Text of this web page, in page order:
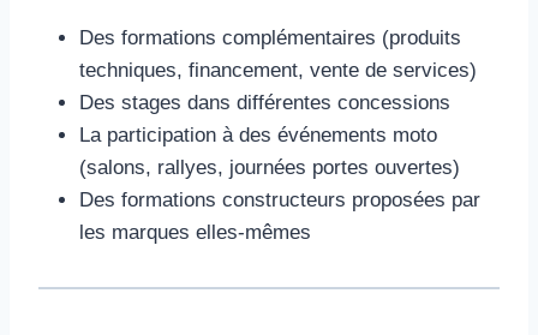
Des formations complémentaires (produits
techniques, financement, vente de services)
Des stages dans différentes concessions
La participation à des événements moto
(salons, rallyes, journées portes ouvertes)
Des formations constructeurs proposées par
les marques elles-mêmes